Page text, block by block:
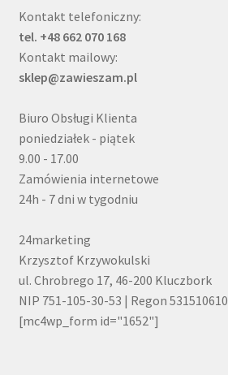
Kontakt telefoniczny:
tel. +48 662 070 168
Kontakt mailowy:
sklep@zawieszam.pl
Biuro Obsługi Klienta
poniedziałek - piątek
9.00 - 17.00
Zamówienia internetowe
24h - 7 dni w tygodniu
24marketing
Krzysztof Krzywokulski
ul. Chrobrego 17, 46-200 Kluczbork
NIP 751-105-30-53 | Regon 531510610
[mc4wp_form id="1652"]